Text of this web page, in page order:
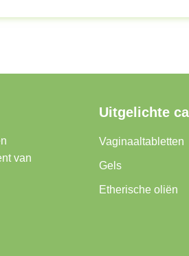
van
Uitgelichte
Vaginaaltabletten
Gels
Etherische oliën